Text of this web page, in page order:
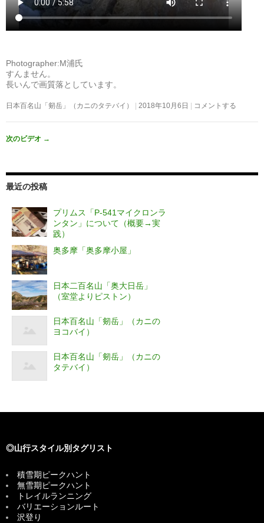
Photographer:M浦氏
すんません。
長いんで画質落としています。
日本百名山「剱岳」（カニのタテバイ） 2018年10月6日 コメントする
次のビデオ →
最近の投稿
プリムス「P-541マイクロンラ
ンタン」について（概要→実
践）
奥多摩「奥多摩小屋」
日本二百名山「奥大日岳」
（室堂よりピストン）
日本百名山「剱岳」（カニの
ヨコバイ）
日本百名山「剱岳」（カニの
タテバイ）
◎山行スタイル別タグリスト
積雪期ピークハント
無雪期ピークハント
トレイルランニング
バリエーションルート
沢登り